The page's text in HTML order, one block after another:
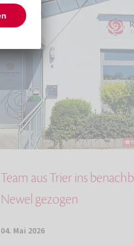
Team aus Trier ins
Newel gezogen
04. Mai 2026